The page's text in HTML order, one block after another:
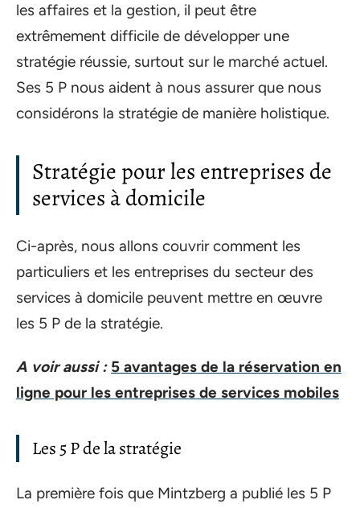
les affaires et la gestion, il peut être
extrêmement difficile de développer une
stratégie réussie, surtout sur le marché actuel.
Ses 5 P nous aident à nous assurer que nous
considérons la stratégie de manière holistique.
Stratégie pour les entreprises de
services à domicile
Ci-après, nous allons couvrir comment les
particuliers et les entreprises du secteur des
services à domicile peuvent mettre en œuvre
les 5 P de la stratégie.
A voir aussi : 5 avantages de la réservation en
ligne pour les entreprises de services mobiles
Les 5 P de la stratégie
La première fois que Mintzberg a publié les 5 P